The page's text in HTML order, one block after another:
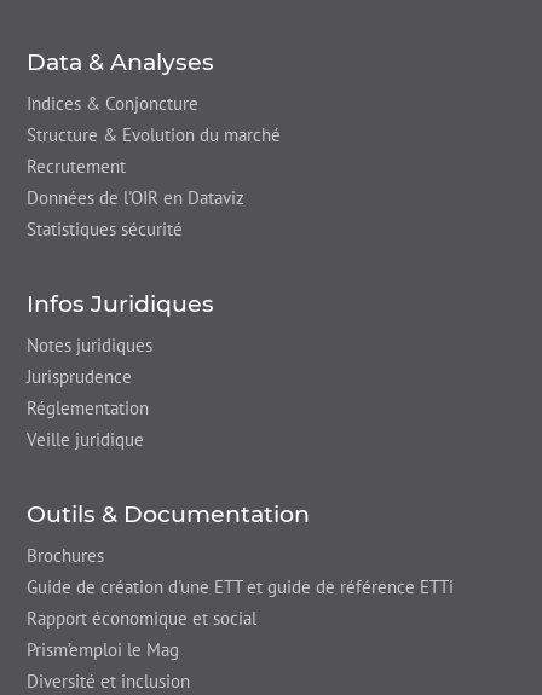
Data & Analyses
Indices & Conjoncture
Structure & Evolution du marché
Recrutement
Données de l'OIR en Dataviz
Statistiques sécurité
Infos Juridiques
Notes juridiques
Jurisprudence
Réglementation
Veille juridique
Outils & Documentation
Brochures
Guide de création d'une ETT et guide de référence ETTi
Rapport économique et social
Prism’emploi le Mag
Diversité et inclusion